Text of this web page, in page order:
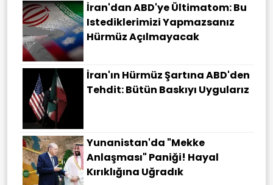
İran'dan ABD'ye Ültimatom: Bu
Istediklerimizi Yapmazsanız
Hürmüz Açılmayacak
İran'ın Hürmüz Şartına ABD'den
Tehdit: Bütün Baskıyı Uygularız
Yunanistan'da "Mekke
Anlaşması" Paniği! Hayal
Kırıklığına Uğradık